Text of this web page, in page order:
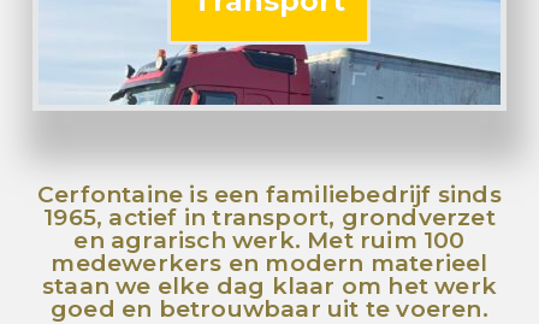
Cerfontaine is een familiebedrijf sinds
1965, actief in transport, grondverzet
en agrarisch werk. Met ruim 100
medewerkers en modern materieel
staan we elke dag klaar om het werk
goed en betrouwbaar uit te voeren.